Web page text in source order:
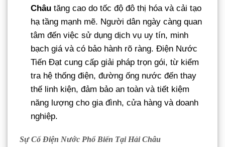
Châu tăng cao do tốc độ đô thị hóa và cải tạo
hạ tầng mạnh mẽ. Người dân ngày càng quan
tâm đến việc sử dụng dịch vụ uy tín, minh
bạch giá và có bảo hành rõ ràng. Điện Nước
Tiến Đạt cung cấp giải pháp trọn gói, từ kiểm
tra hệ thống điện, đường ống nước đến thay
thế linh kiện, đảm bảo an toàn và tiết kiệm
năng lượng cho gia đình, cửa hàng và doanh
nghiệp.
Sự Cố Điện Nước Phổ Biến Tại Hải Châu